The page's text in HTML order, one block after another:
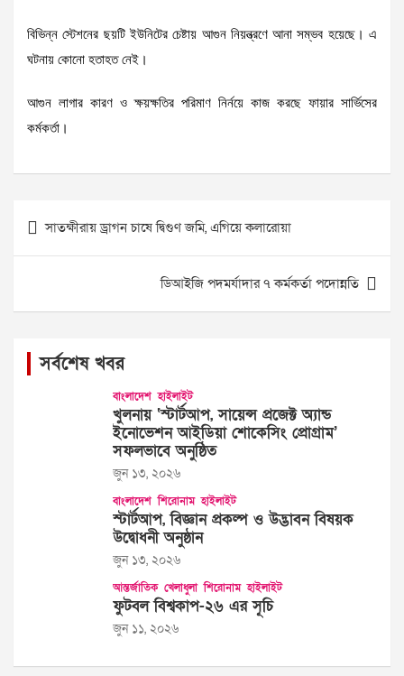
বিভিন্ন স্টেশনের ছয়টি ইউনিটের চেষ্টায় আগুন নিয়ন্ত্রণে আনা সম্ভব হয়েছে। এ
ঘটনায় কোনো হতাহত নেই।
আগুন লাগার কারণ ও ক্ষয়ক্ষতির পরিমাণ নির্নয়ে কাজ করছে ফায়ার সার্ভিসের
কর্মকর্তা।
Post
navigation
সাতক্ষীরায় ড্রাগন চাষে দ্বিগুণ জমি, এগিয়ে কলারোয়া
ডিআইজি পদমর্যাদার ৭ কর্মকর্তা পদোন্নতি
সর্বশেষ খবর
বাংলাদেশ হাইলাইট
খুলনায় ‘স্টার্টআপ, সায়েন্স প্রজেক্ট অ্যান্ড
ইনোভেশন আইডিয়া শোকেসিং প্রোগ্রাম’
সফলভাবে অনুষ্ঠিত
জুন ১৩, ২০২৬
বাংলাদেশ শিরোনাম হাইলাইট
স্টার্টআপ, বিজ্ঞান প্রকল্প ও উদ্ভাবন বিষয়ক
উদ্বোধনী অনুষ্ঠান
জুন ১৩, ২০২৬
আন্তর্জাতিক খেলাধুলা শিরোনাম হাইলাইট
ফুটবল বিশ্বকাপ-২৬ এর সূচি
জুন ১১, ২০২৬